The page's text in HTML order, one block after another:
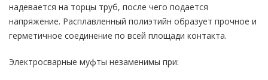
надевается на торцы труб, после чего подается
напряжение. Расплавленный полиэтийн образует прочное и
герметичное соединение по всей площади контакта.
Электросварные муфты незаменимы при: